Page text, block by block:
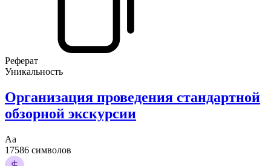
Реферат
Уникальность
Организация проведения стандартной
обзорной экскурсии
Аа
17586 символов